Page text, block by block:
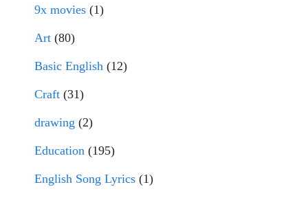
9x movies (1)
Art (80)
Basic English (12)
Craft (31)
drawing (2)
Education (195)
English Song Lyrics (1)